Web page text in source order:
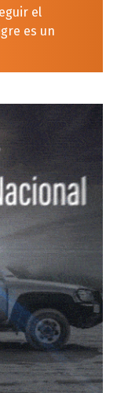
el
es un